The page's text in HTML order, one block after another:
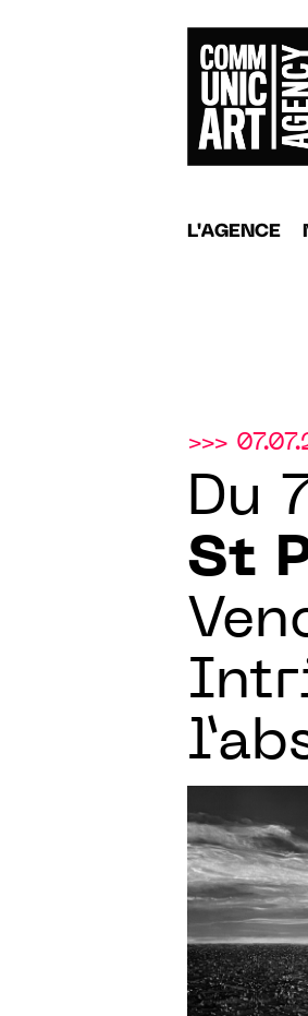
L'AGENCE
>>>
Du
St